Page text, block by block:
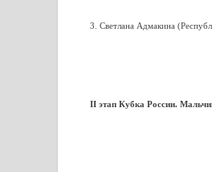
3. Светлана Адмакина
II этап Кубка России.